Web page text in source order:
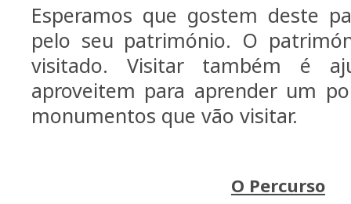
Esperamos que gostem deste
pelo seu património. O
visitado. Visitar também é
aproveitem para aprender um
monumentos que vão visitar.
O Percurso